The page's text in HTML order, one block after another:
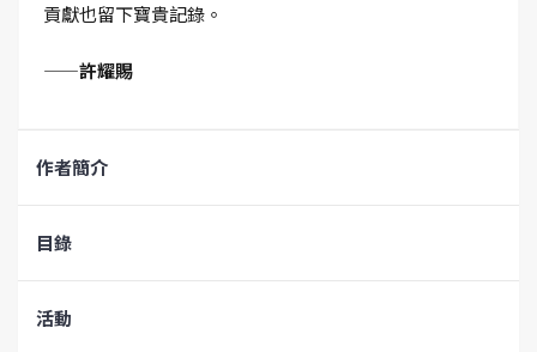
貢獻也留下寶貴記錄。
——許耀賜
作者簡介
目錄
活動